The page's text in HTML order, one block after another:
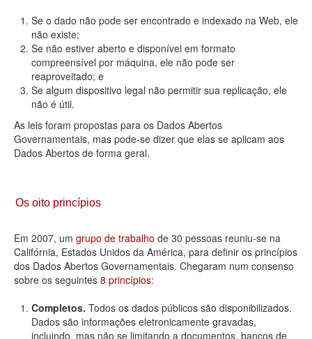
Se o dado não pode ser encontrado e indexado na Web, ele
não existe;
Se não estiver aberto e disponível em formato
compreensível por máquina, ele não pode ser
reaproveitado; e
Se algum dispositivo legal não permitir sua replicação, ele
não é útil.
As leis foram propostas para os Dados Abertos
Governamentais, mas pode-se dizer que elas se aplicam aos
Dados Abertos de forma geral.
Os oito princípios
Em 2007, um grupo de trabalho de 30 pessoas reuniu-se na
Califórnia, Estados Unidos da América, para definir os princípios
dos Dados Abertos Governamentais. Chegaram num consenso
sobre os seguintes 8 princípios:
Completos. Todos os dados públicos são disponibilizados.
Dados são informações eletronicamente gravadas,
incluindo, mas não se limitando a documentos, bancos de